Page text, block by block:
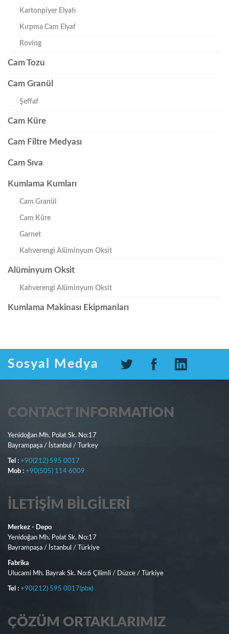
Kartonpiyer Elyafı
Kırpma Cam Elyaf
Roving
Cam Tozu
Cam Granül
Şeffaf
Cam Küre
Cam Filtre Medyası
Cam Sıva
Kumlama Kumları
Cam Granül
Cam Küre
Garnet
Kahverengi Alüminyum Oksit
Alüminyum Oksit
Kahverengi Alüminyum Oksit
Kumlama Makinası Ekipmanları
Sosyal Medya
CONTACT INFORMATION
Yenidoğan Mh. Polat Sk. No:17
Bayrampaşa / İstanbul / Turkey
Tel : +90(212) 595 0017
Mob : +90(505) 114 6009
İLETIŞIM BILGILERI
Merkez - Depo
Yenidoğan Mh. Polat Sk. No:17
Bayrampaşa / İstanbul / Türkiye
Fabrika
Ulucami Mh. Bayrak Sk. No:6 Çilimli / Düzce / Türkiye
Tel : +90(212) 595 0017(pbx)
ÇÖZÜM ORTAKLARIMIZ